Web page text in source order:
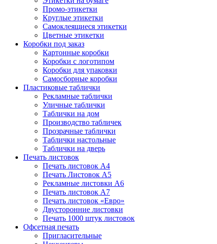
Промо-этикетки
Круглые этикетки
Самоклеящиеся этикетки
Цветные этикетки
Коробки под заказ
Картонные коробки
Коробки с логотипом
Коробки для упаковки
Самосборные коробки
Пластиковые таблички
Рекламные таблички
Уличные таблички
Таблички на дом
Производство табличек
Прозрачные таблички
Таблички настольные
Таблички на дверь
Печать листовок
Печать листовок А4
Печать Листовок А5
Рекламные листовки А6
Печать листовок А7
Печать листовок «Евро»
Двусторонние листовки
Печать 1000 штук листовок
Офсетная печать
Пригласительные